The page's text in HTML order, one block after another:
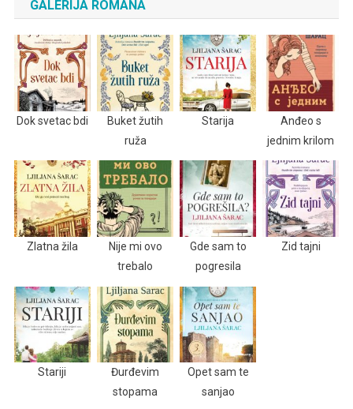
GALERIJA ROMANA
Dok svetac bdi
Buket žutih
ruža
Starija
Anđeo s
jednim krilom
Zlatna žila
Nije mi ovo
trebalo
Gde sam to
pogresila
Zid tajni
Stariji
Đurđevim
stopama
Opet sam te
sanjao